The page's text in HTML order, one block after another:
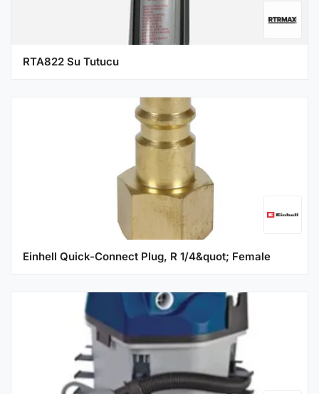
RTA822 Su Tutucu
Einhell Quick-Connect Plug, R 1/4&quot; Female